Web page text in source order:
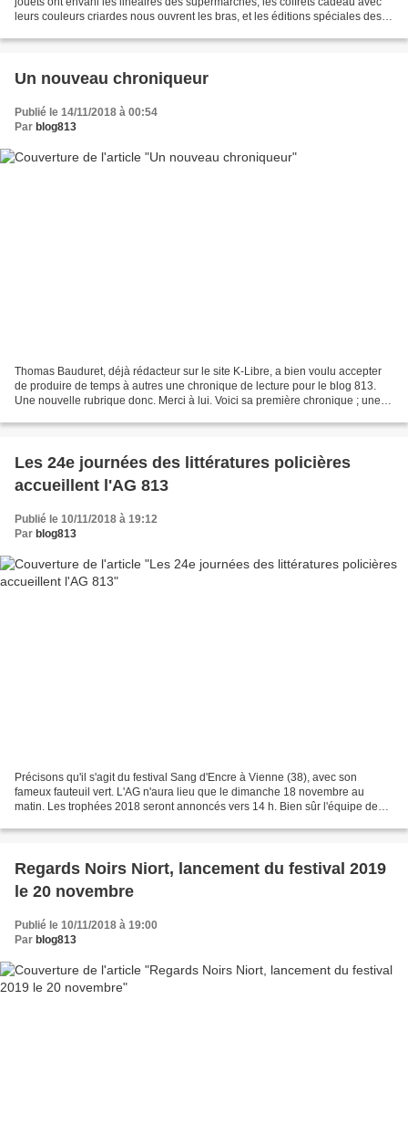
leurs couleurs criardes nous ouvrent les bras, et les éditions spéciales des
Un nouveau chroniqueur
Publié le 14/11/2018 à 00:54
Par blog813
Thomas Bauduret, déjà rédacteur sur le site K-Libre, a bien voulu accepter
de produire de temps à autres une chronique de lecture pour le blog 813.
Une nouvelle rubrique donc. Merci à lui. Voici sa première chronique ; une
Les 24e journées des littératures policières
accueillent l'AG 813
Publié le 10/11/2018 à 19:12
Par blog813
Précisons qu'il s'agit du festival Sang d'Encre à Vienne (38), avec son
fameux fauteuil vert. L'AG n'aura lieu que le dimanche 18 novembre au
matin. Les trophées 2018 seront annoncés vers 14 h. Bien sûr l'équipe de
Regards Noirs Niort, lancement du festival 2019
le 20 novembre
Publié le 10/11/2018 à 19:00
Par blog813